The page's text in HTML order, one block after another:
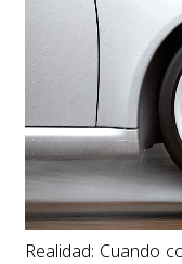
Realidad: Cuando